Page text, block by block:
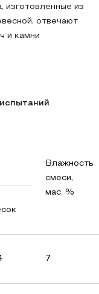
изготовленные из
отвечают
и камни
Влажность
смеси,
мас. %
7